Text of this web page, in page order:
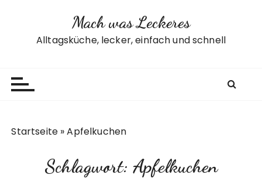
Mach was Leckeres
Alltagsküche, lecker, einfach und schnell
Startseite »Apfelkuchen
Schlagwort: Apfelkuchen